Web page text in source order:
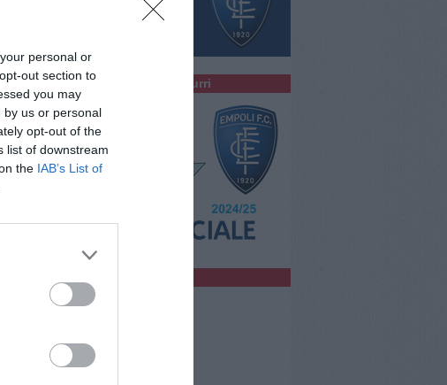
personal or
out section to
you may
by us or personal
opt-out of the
list of downstream
the IAB’s List of
Ascolta la Radio degli Azzurri